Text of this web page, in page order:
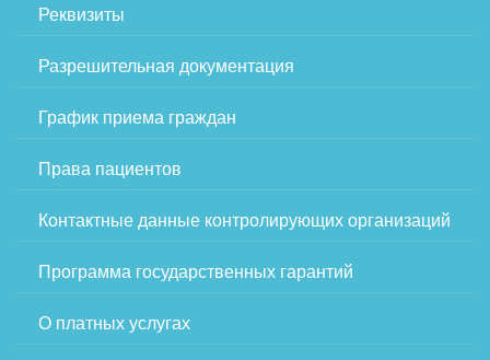
Реквизиты
Разрешительная документация
График приема граждан
Права пациентов
Контактные данные контролирующих организаций
Программа государственных гарантий
О платных услугах